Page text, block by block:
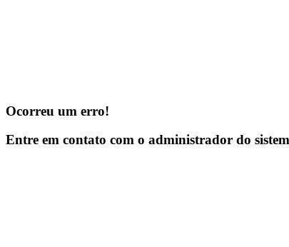
Ocorreu um erro!
Entre em contato com o administrador do